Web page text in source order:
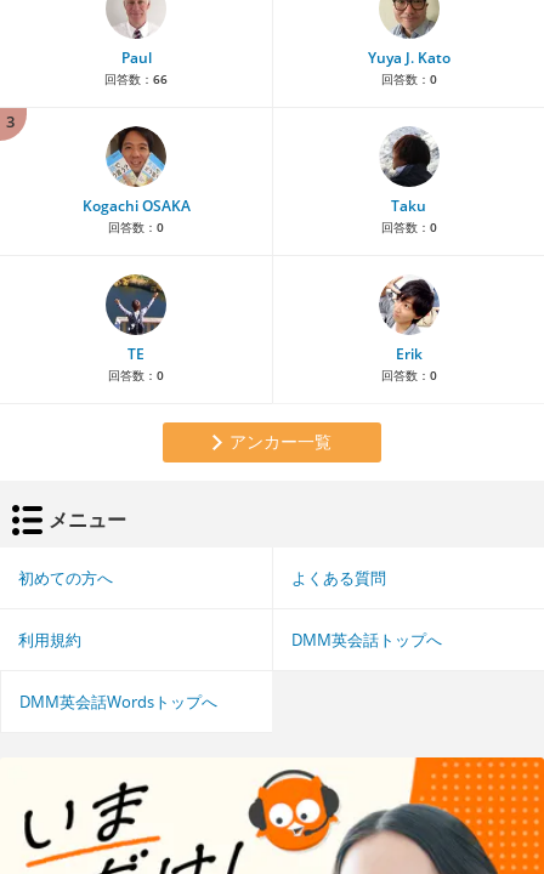
Paul
回答数： 66
Yuya J. Kato
回答数： 0
3
Kogachi OSAKA
回答数： 0
Taku
回答数： 0
TE
回答数： 0
Erik
回答数： 0
アンカー一覧
メニュー
初めての方へ よくある質問
利用規約 DMM英会話トップへ
DMM英会話Wordsトップへ